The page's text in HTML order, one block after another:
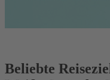
Beliebte